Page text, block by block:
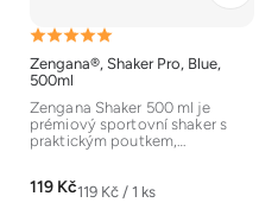
Zengana®, Shaker Pro, Blue,
500ml
Průměrné
hodnocení
produktu
je
z
119 KčMěrná
119 Kč / 1 ks
Zengana Shaker 500 ml je
prémiový sportovní shaker s
praktickým poutkem,